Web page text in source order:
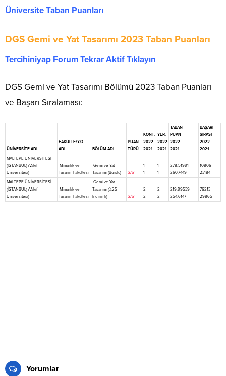
Üniversite Taban Puanları
DGS Gemi ve Yat Tasarımı 2023 Taban Puanları
Tercihiniyap Forum Tekrar Aktif Tıklayın
DGS Gemi ve Yat Tasarımı Bölümü 2023 Taban Puanları
ve Başarı Sıralaması:
ÜNİVERSİTE ADI
FAKÜLTE/Y.O
ADI
BÖLÜM ADI
PUAN
TÜRÜ
KONT.
2022
2021
YER.
2022
2021
TABAN
PUAN
2022
2021
BAŞARI
SIRASI
2022
2021
MALTEPE ÜNİVERSİTESİ
(İSTANBUL) (Vakıf
Üniversitesi)
Mimarlık ve
Tasarım Fakültesi
Gemi ve Yat
Tasarımı (Burslu)
SAY
1
1
1
1
278,51991
260,7449
10806
23184
MALTEPE ÜNİVERSİTESİ
(İSTANBUL) (Vakıf
Üniversitesi)
Mimarlık ve
Tasarım Fakültesi
Gemi ve Yat
Tasarımı (%25
İndirimli)
SAY
2
2
2
2
219,99539
254,6147
76213
29865
Yorumlar